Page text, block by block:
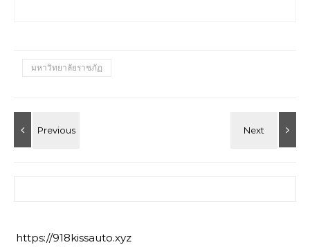
มหาวิทยาลัยราชภัฏ
https://918kissauto.xyz